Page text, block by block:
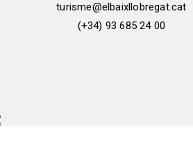
turisme@elbaixllobregat.cat
(+34) 93 685 24 00